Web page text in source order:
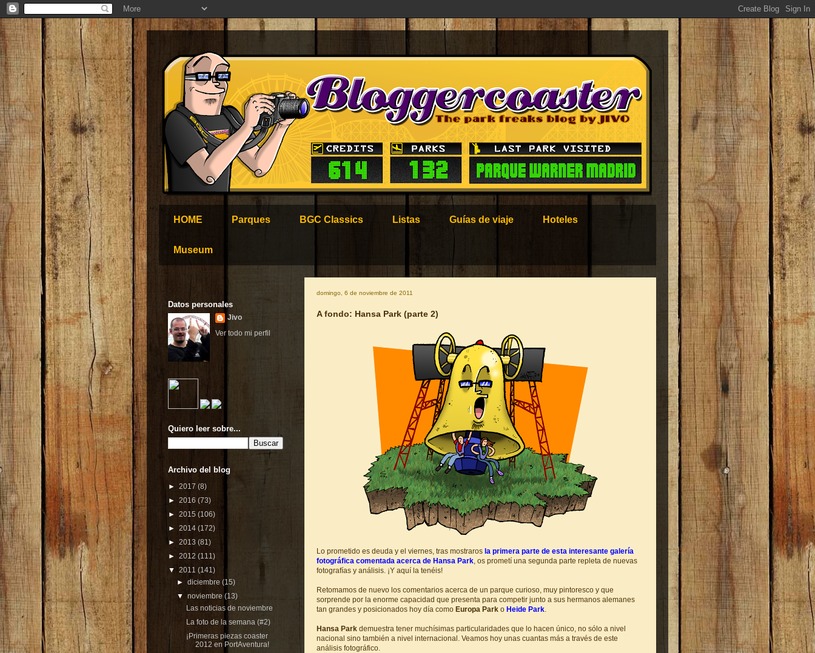
HOME Parques BGC Classics Listas Guías de viaje Hoteles
Museum
domingo, 6 de noviembre de 2011
A fondo: Hansa Park (parte 2)
Lo prometido es deuda y el viernes, tras mostraros la primera parte de esta interesante galería
fotográfica comentada acerca de Hansa Park, os prometí una segunda parte repleta de nuevas
fotografías y análisis. ¡Y aquí la tenéis!
Retomamos de nuevo los comentarios acerca de un parque curioso, muy pintoresco y que
sorprende por la enorme capacidad que presenta para competir junto a sus hermanos alemanes
tan grandes y posicionados hoy día como Europa Park o Heide Park.
Hansa Park demuestra tener muchísimas particularidades que lo hacen único, no sólo a nivel
nacional sino también a nivel internacional. Veamos hoy unas cuantas más a través de este
análisis fotográfico.
Datos personales
Jivo
Ver todo mi perfil
Quiero leer sobre...
Archivo del blog
► 2017 (8)
► 2016 (73)
► 2015 (106)
► 2014 (172)
► 2013 (81)
► 2012 (111)
▼ 2011 (141)
►diciembre(15)
▼noviembre(13)
Las noticias de noviembre
La foto de la semana (#2)
¡Primeras piezas coaster
2012 en PortAventura!